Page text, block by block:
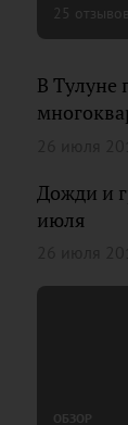
25 отзывов
В Тулуне
Дожди и
июля
ОБЗОР